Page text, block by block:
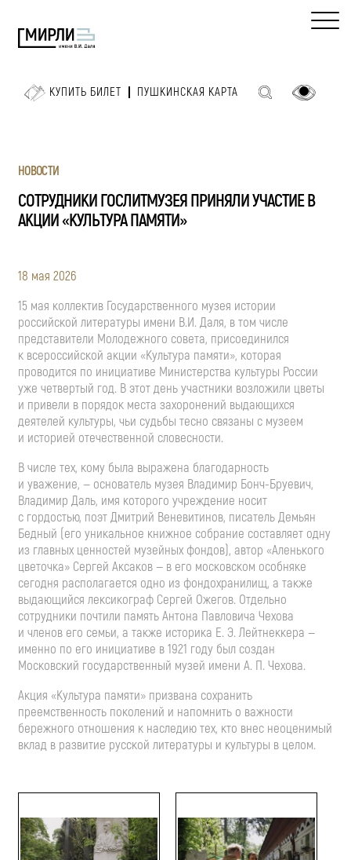
КУПИТЬ БИЛЕТ ПУШКИНСКАЯ КАРТА
НОВОСТИ
СОТРУДНИКИ ГОСЛИТМУЗЕЯ ПРИНЯЛИ УЧАСТИЕ В
АКЦИИ «КУЛЬТУРА ПАМЯТИ»
18 мая 2026
15 мая коллектив Государственного музея истории
российской литературы имени В.И. Даля, в том числе
представители Молодежного совета, присоединился
к всероссийской акции «Культура памяти», которая
проводится по инициативе Министерства культуры России
уже четвертый год. В этот день участники возложили цветы
и привели в порядок места захоронений выдающихся
деятелей культуры, чьи судьбы тесно связаны с музеем
и историей отечественной словесности.
В числе тех, кому была выражена благодарность
и уважение, — основатель музея Владимир Бонч-Бруевич,
Владимир Даль, имя которого учреждение носит
с гордостью, поэт Дмитрий Веневитинов, писатель Демьян
Бедный (его уникальное книжное собрание составляет одну
из главных ценностей музейных фондов), автор «Аленького
цветочка» Сергей Аксаков — в его московском особняке
сегодня располагается одно из фондохранилищ, а также
выдающийся лексикограф Сергей Ожегов. Отдельно
сотрудники почтили память Антона Павловича Чехова
и членов его семьи, а также историка Е. Э. Лейтнеккера —
именно по его инициативе в 1921 году был создан
Московский государственный музей имени А. П. Чехова.
Акция «Культура памяти» призвана сохранить
преемственность поколений и напомнить о важности
бережного отношения к наследию тех, кто внес неоценимый
вклад в развитие русской литературы и культуры в целом.